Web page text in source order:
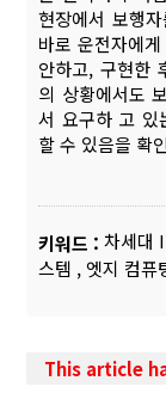
현장에서 보행
바로 운전자에
안하고, 구현한
의 상황에서도
서 요구하 고 있
할 수 있음을 확
키워드 :차세대
스템 , 엣지 컴퓨
This article